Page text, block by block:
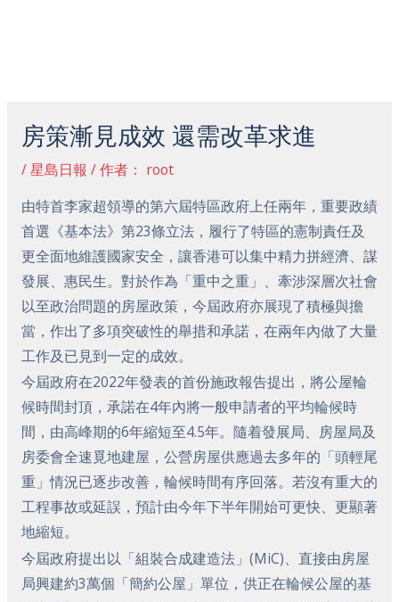
房策漸見成效 還需改革求進
/星島日報 / 作者： root
由特首李家超領導的第六屆特區政府上任兩年，重要政績
首選《基本法》第23條立法，履行了特區的憲制責任及
更全面地維護國家安全，讓香港可以集中精力拼經濟、謀
發展、惠民生。對於作為「重中之重」、牽涉深層次社會
以至政治問題的房屋政策，今屆政府亦展現了積極與擔
當，作出了多項突破性的舉措和承諾，在兩年內做了大量
工作及已見到一定的成效。
今屆政府在2022年發表的首份施政報告提出，將公屋輪
候時間封頂，承諾在4年內將一般申請者的平均輪候時
間，由高峰期的6年縮短至4.5年。隨着發展局、房屋局及
房委會全速覓地建屋，公營房屋供應過去多年的「頭輕尾
重」情況已逐步改善，輪候時間有序回落。若沒有重大的
工程事故或延誤，預計由今年下半年開始可更快、更顯著
地縮短。
今屆政府提出以「組裝合成建造法」(MiC)、直接由房屋
局興建約3萬個「簡約公屋」單位，供正在輪候公屋的基